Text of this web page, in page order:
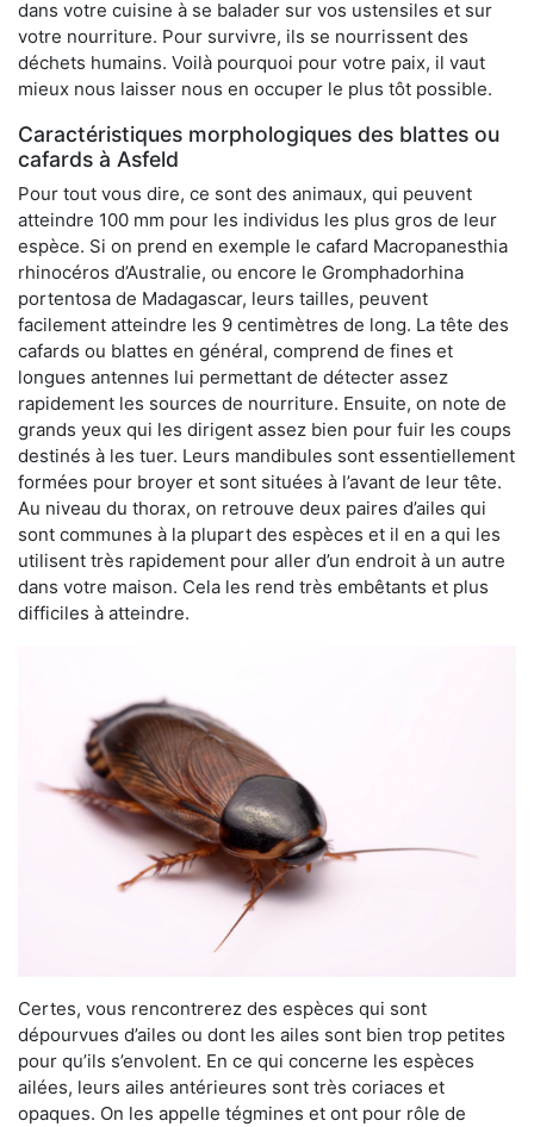
dans votre cuisine à se balader sur vos ustensiles et sur
votre nourriture. Pour survivre, ils se nourrissent des
déchets humains. Voilà pourquoi pour votre paix, il vaut
mieux nous laisser nous en occuper le plus tôt possible.
Caractéristiques morphologiques des blattes ou
cafards à Asfeld
Pour tout vous dire, ce sont des animaux, qui peuvent
atteindre 100 mm pour les individus les plus gros de leur
espèce. Si on prend en exemple le cafard Macropanesthia
rhinocéros d’Australie, ou encore le Gromphadorhina
portentosa de Madagascar, leurs tailles, peuvent
facilement atteindre les 9 centimètres de long. La tête des
cafards ou blattes en général, comprend de fines et
longues antennes lui permettant de détecter assez
rapidement les sources de nourriture. Ensuite, on note de
grands yeux qui les dirigent assez bien pour fuir les coups
destinés à les tuer. Leurs mandibules sont essentiellement
formées pour broyer et sont situées à l’avant de leur tête.
Au niveau du thorax, on retrouve deux paires d’ailes qui
sont communes à la plupart des espèces et il en a qui les
utilisent très rapidement pour aller d’un endroit à un autre
dans votre maison. Cela les rend très embêtants et plus
difficiles à atteindre.
Certes, vous rencontrerez des espèces qui sont
dépourvues d’ailes ou dont les ailes sont bien trop petites
pour qu’ils s’envolent. En ce qui concerne les espèces
ailées, leurs ailes antérieures sont très coriaces et
opaques. On les appelle tégmines et ont pour rôle de